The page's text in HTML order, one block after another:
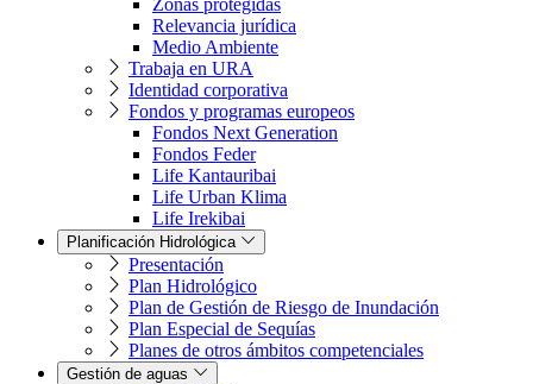
Relevancia jurídica
Medio Ambiente
Trabaja en URA
Identidad corporativa
Fondos y programas europeos
Fondos Next Generation
Fondos Feder
Life Kantauribai
Life Urban Klima
Life Irekibai
Planificación Hidrológica
Presentación
Plan Hidrológico
Plan de Gestión de Riesgo de Inundación
Plan Especial de Sequías
Planes de otros ámbitos competenciales
Gestión de aguas